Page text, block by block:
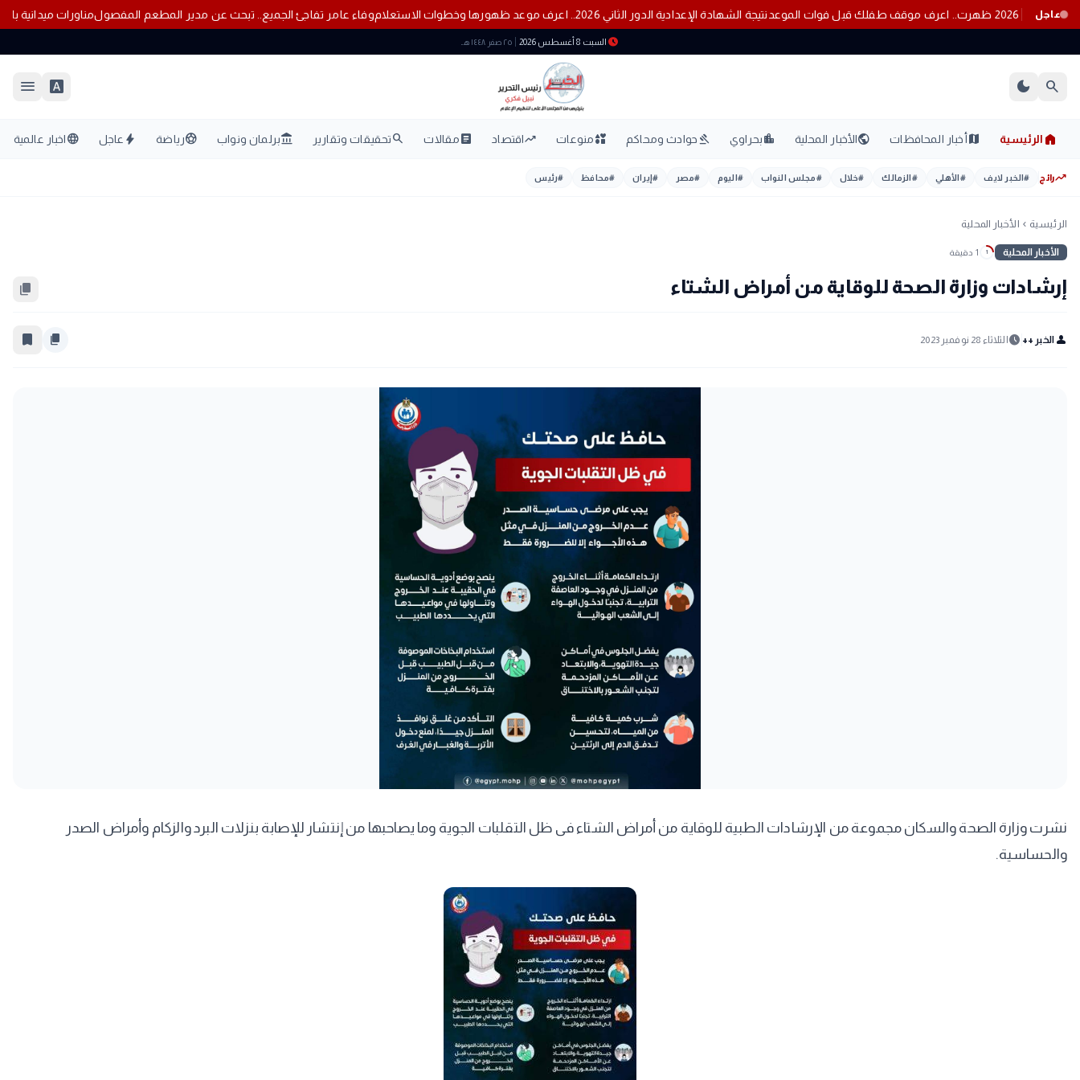
عاجل
نتيجة تنسيق الأزهر 2026 ظهرت.. اعرف موقف طفلك قبل فوات الموعد نتيجة الشهادة الإعدادية الدور الثاني 2026.. اعرف موعد ظهورها وخطوات الاستعلام وفاء عامر تفاجئ الجميع.. تبحث عن مدير المطعم المفصولمناورات
schedule السبت 8 أغسطس 2026 ٢٥ صفر ١٤٤٨ هـ
search
dark_mode
font_download
menu
home الرئيسية mapأخبار المحافظات publicالأخبار المحلية location_cityبحراوي gavelحوادث ومحاكم interestsمنوعات trending_upاقتصاد articleمقالات searchتحقيقات وتقارير account_balanceبرلمان ونواب sports_soccerرياضة bolt عاجل languageاخبار عالمية
trending_upرائج #الخبر لايف #الأهلي #الزمالك #خلال #مجلس النواب #اليوم #مصر #إيران #محافظ #رئيس
الرئيسية chevron_left الأخبار المحلية
الأخبار المحلية 1 1 دقيقة
إرشادات وزارة الصحة للوقاية من أمراض الشتاء content_copy
person الخبر ++ schedule الثلاثاء 28 نوفمبر 2023 content_copy
bookmark_border
نشرت وزارة الصحة والسكان مجموعة من الإرشادات الطبية للوقاية من أمراض الشتاء فى ظل التقلبات الجوية وما يصاحبها من إنتشار للإصابة بنزلات البرد والزكام وأمراض الصدر
والحساسية.